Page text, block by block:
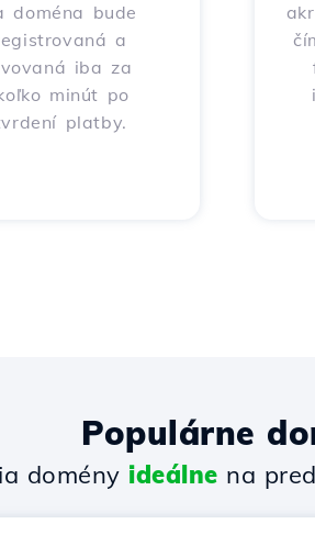
doména bude
a
iba za
minút po
platby.
Populárne
domény ideálne na